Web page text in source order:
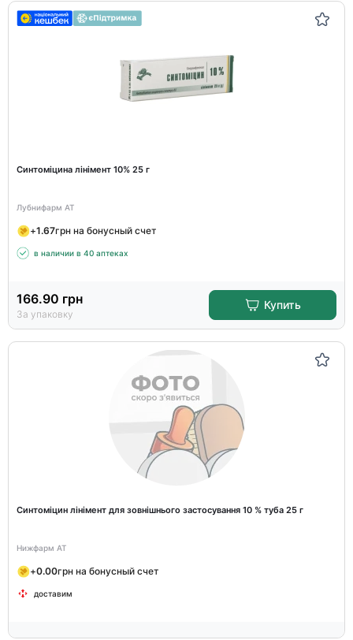
Синтоміцина лінімент 10% 25 г
Лубнифарм АТ
+1.67грн на бонусный счет
в наличии в 40 аптеках
166.90 грн
За упаковку
Купить
Синтоміцин лінімент для зовнішнього застосування 10 % туба 25 г
Нижфарм АТ
+0.00грн на бонусный счет
доставим